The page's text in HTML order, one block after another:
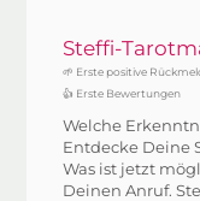
Steffi-
🌱 Erste positive
👍 Erste Bewertungen
Welche
Entdecke Deine
Was ist jetzt
Deinen Anruf.